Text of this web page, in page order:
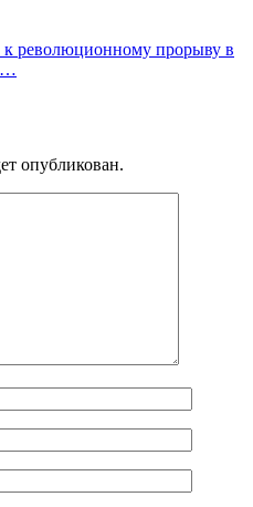
к революционному прорыву в
опубликован.